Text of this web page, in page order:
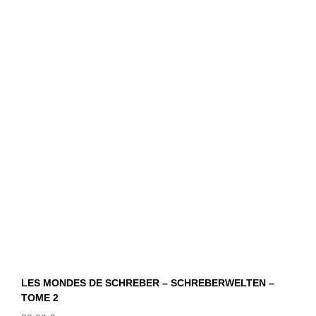
LES MONDES DE SCHREBER – SCHREBERWELTEN –
TOME 2